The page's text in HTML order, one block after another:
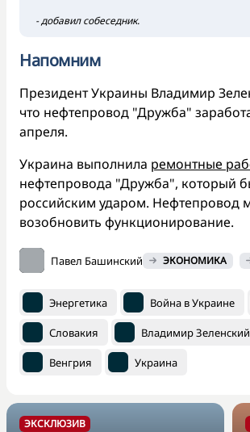
- добавил собеседник.
Напомним
Президент Украины Владимир
что нефтепровод "Дружба"
апреля.
Украина выполнила ремонтные
нефтепровода "Дружба", который
российским ударом. Нефтепровод
возобновить функционирование.
Павел Башинский ЭКОНОМИКА
Энергетика Война в Украине
Словакия Владимир Зеленский
Венгрия Украина
ЭКСКЛЮЗИВ